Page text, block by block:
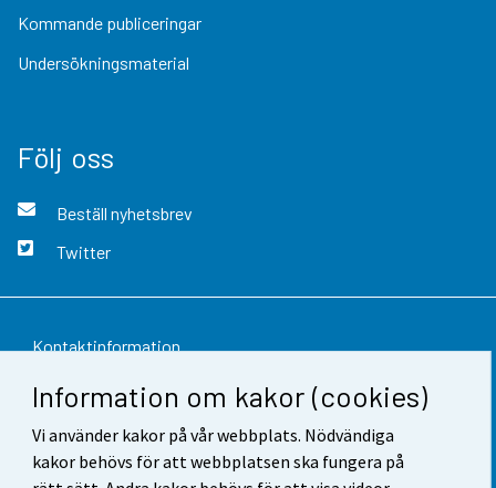
Information om kakor (cookies)
Vi använder kakor på vår webbplats. Nödvändiga
kakor behövs för att webbplatsen ska fungera på
Kommande publiceringar
Undersökningsmaterial
Följ oss
Beställ nyhetsbrev
Twitter
Kontaktinformation
Respons
Användarvillkor
Dataskydd